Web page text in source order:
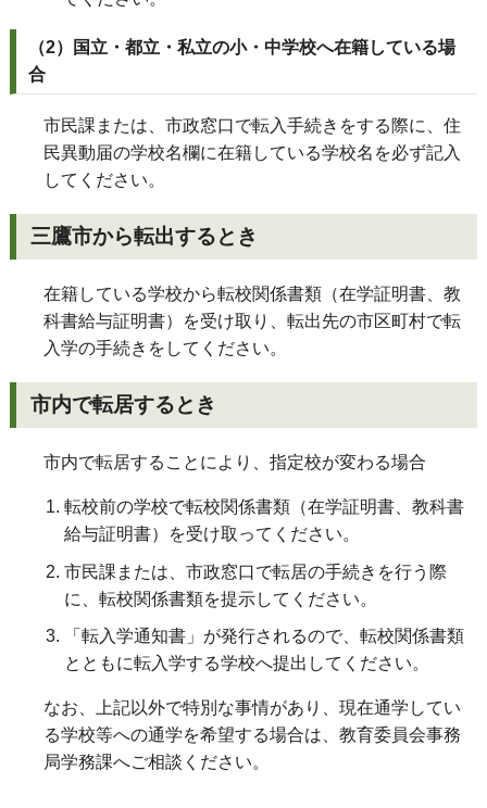
（2）国立・都立・私立の小・中学校へ在籍している場
合
市民課または、市政窓口で転入手続きをする際に、住
民異動届の学校名欄に在籍している学校名を必ず記入
してください。
三鷹市から転出するとき
在籍している学校から転校関係書類（在学証明書、教
科書給与証明書）を受け取り、転出先の市区町村で転
入学の手続きをしてください。
市内で転居するとき
市内で転居することにより、指定校が変わる場合
転校前の学校で転校関係書類（在学証明書、教科書
給与証明書）を受け取ってください。
市民課または、市政窓口で転居の手続きを行う際
に、転校関係書類を提示してください。
「転入学通知書」が発行されるので、転校関係書類
とともに転入学する学校へ提出してください。
なお、上記以外で特別な事情があり、現在通学してい
る学校等への通学を希望する場合は、教育委員会事務
局学務課へご相談ください。